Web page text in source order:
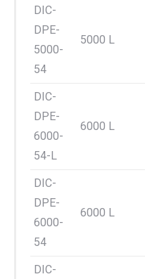
DIC-
DPE-
5000-
54
5000 L
DIC-
DPE-
6000-
54-L
6000 L
DIC-
DPE-
6000-
54
6000 L
DIC-